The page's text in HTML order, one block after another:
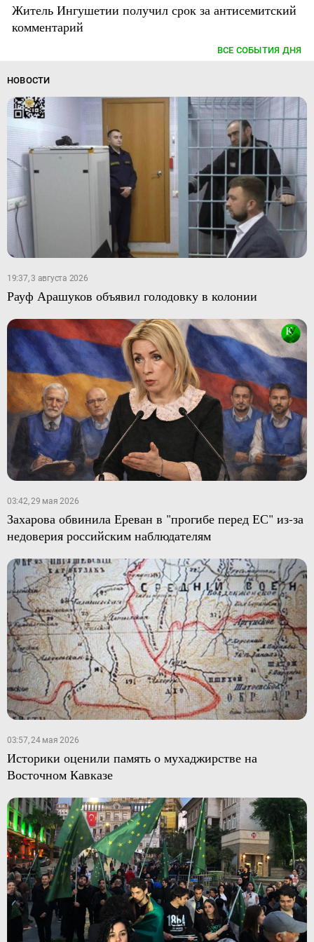
Житель Ингушетии получил срок за антисемитский
комментарий
ВСЕ СОБЫТИЯ ДНЯ
НОВОСТИ
19:37, 3 августа 2026
Рауф Арашуков объявил голодовку в колонии
03:42, 29 мая 2026
Захарова обвинила Ереван в "прогибе перед ЕС" из-за
недоверия российским наблюдателям
03:57, 24 мая 2026
Историки оценили память о мухаджирстве на
Восточном Кавказе